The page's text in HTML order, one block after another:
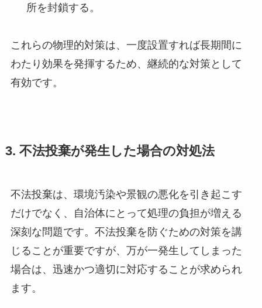
所を封鎖する。
これらの物理的対策は、一度設置すれば長期間に
わたり効果を発揮するため、継続的な対策として
有効です。
3. 不法投棄が発生した場合の対処法
不法投棄は、環境汚染や景観の悪化を引き起こす
だけでなく、自治体にとって処理の負担が増える
深刻な問題です。不法投棄を防ぐための対策を講
じることが重要ですが、万が一発生してしまった
場合は、迅速かつ適切に対応することが求められ
ます。